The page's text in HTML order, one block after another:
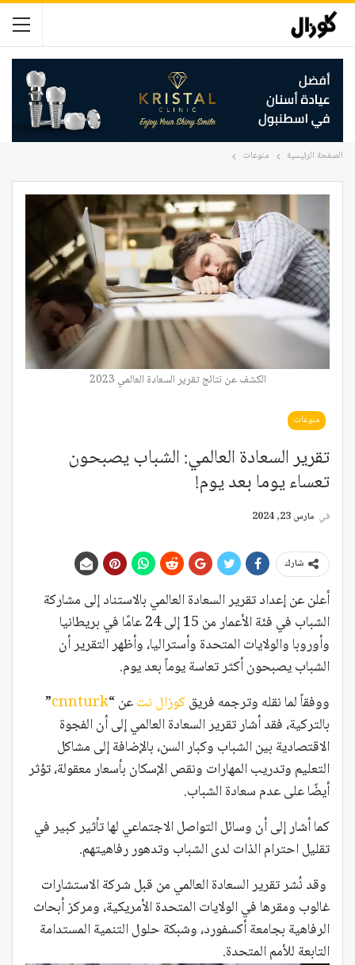
الصفحة الرئيسية منوعات
الكشف عن نتائج تقرير السعادة العالمي 2023
منوعات
تقرير السعادة العالمي: الشباب يصبحون
تعساء يوما بعد يوم!
في مارس 23, 2024
شارك
أعلن عن إعداد تقرير السعادة العالمي بالاستناد إلى مشاركة
الشباب في فئة الأعمار من 15 إلى 24 عامًا في بريطانيا
وأوروبا والولايات المتحدة وأستراليا، وأظهر التقرير أن
الشباب يصبحون أكثر تعاسة يوماً بعد يوم.
ووفقاً لما نقله وترجمه فريقكوزال نتعن “cnnturk
”
بالتركية، فقد أشار تقرير السعادة العالمي إلى أن الفجوة
الاقتصادية بين الشباب وكبار السن، بالإضافة إلى مشاكل
التعليم وتدريب المهارات ونقص الإسكان بأسعار معقولة، تؤثر
أيضًا على عدم سعادة الشباب.
كما أشار إلى أن وسائل التواصل الاجتماعي لها تأثير كبير في
تقليل احترام الذات لدى الشباب وتدهور رفاهيتهم.
وقد نُشر تقرير السعادة العالمي من قبل شركة الاستشارات
غالوب ومقرها في الولايات المتحدة الأمريكية، ومركز أبحاث
الرفاهية بجامعة أكسفورد، وشبكة حلول التنمية المستدامة
التابعة للأمم المتحدة.